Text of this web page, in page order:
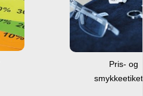
Pris- og